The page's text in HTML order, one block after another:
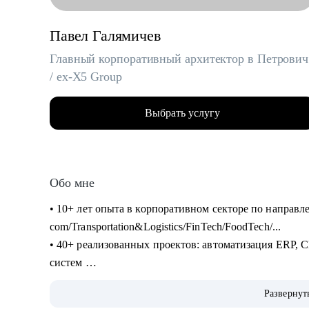
Павел Галямичев
Главный корпоративный архитектор в Петрович
/ ex-X5 Group
Выбрать услугу
Обо мне
• 10+ лет опыта в корпоративном секторе по
com/Transportation&Logistics/FinTech/FoodTech/...
• 40+ реализованных проектов: автоматизация
систем
• 400+ собеседований проведенных для того, чтобы